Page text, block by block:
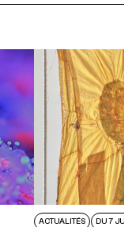
ACTUALITÉS DU 7